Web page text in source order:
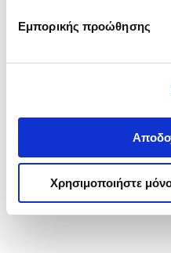
Εμπορικής προώθησης
Χρησιμοποιήστε